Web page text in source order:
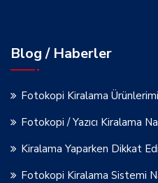
Blog / Haberler
Fotokopi Kiralama
Fotokopi / Yazıcı Kiralama
Kiralama Yaparken Dikkat
Fotokopi Kiralama Sistemi